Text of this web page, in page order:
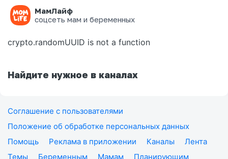
МамЛайф
соцсеть мам и беременных
Ошибка на странице
crypto.randomUUID is not a function
Найдите нужное в каналах
Соглашение с пользователями
Положение об обработке персональных данных
Помощь
Реклама в приложении Каналы
Лента
Темы
Беременным Мамам
Планирующим